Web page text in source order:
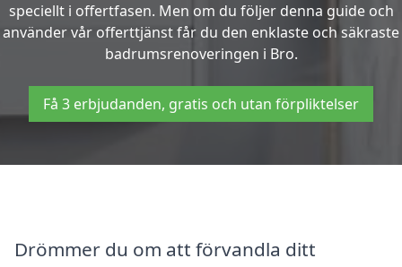
speciellt i offertfasen. Men om du följer denna guide och
använder vår offerttjänst får du den enklaste och säkraste
badrumsrenoveringen i Bro.
Få 3 erbjudanden, gratis och utan förpliktelser
Drömmer du om att förvandla ditt